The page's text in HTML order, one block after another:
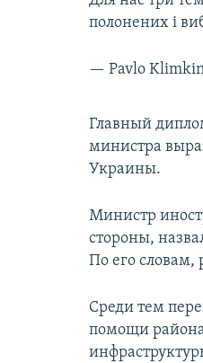
полонених і
— Pavlo
Главный
министра
Украины.
Министр
стороны,
По его словам,
Среди тем
помощи